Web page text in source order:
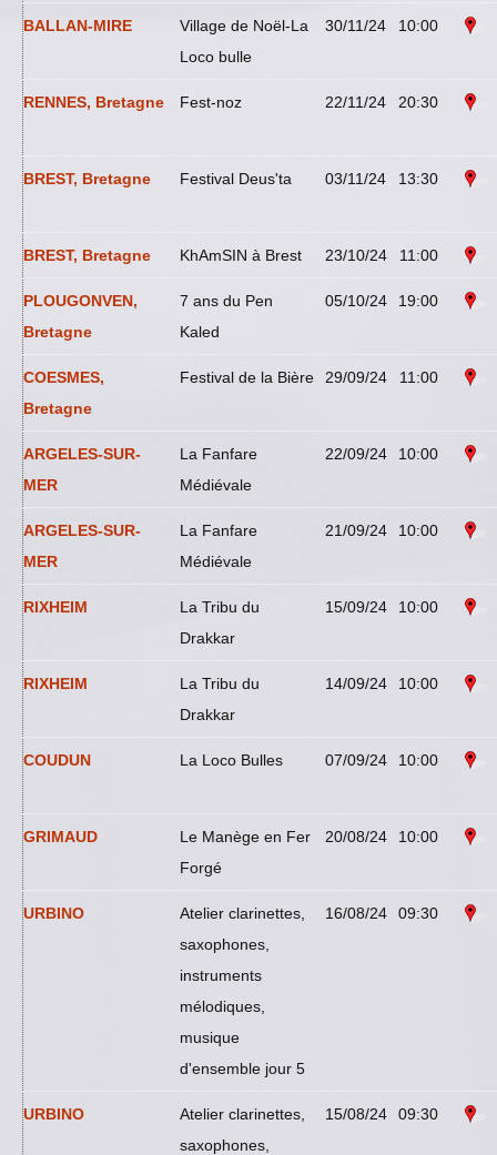
BALLAN-MIRE
Village de Noël-La
Loco bulle
30/11/24 10:00
RENNES, Bretagne Fest-noz 22/11/24 20:30
BREST, Bretagne Festival Deus'ta 03/11/24 13:30
BREST, Bretagne KhAmSIN à Brest 23/10/24 11:00
PLOUGONVEN,
Bretagne
7 ans du Pen
Kaled
05/10/24 19:00
COESMES,
Bretagne
Festival de la Bière 29/09/24 11:00
ARGELES-SUR-
MER
La Fanfare
Médiévale
22/09/24 10:00
ARGELES-SUR-
MER
La Fanfare
Médiévale
21/09/24 10:00
RIXHEIM
La Tribu du
Drakkar
15/09/24 10:00
RIXHEIM
La Tribu du
Drakkar
14/09/24 10:00
COUDUN La Loco Bulles 07/09/24 10:00
GRIMAUD
Le Manège en Fer
Forgé
20/08/24 10:00
URBINO
Atelier clarinettes,
saxophones,
instruments
mélodiques,
musique
d'ensemble jour 5
16/08/24 09:30
URBINO
Atelier clarinettes,
saxophones,
15/08/24 09:30